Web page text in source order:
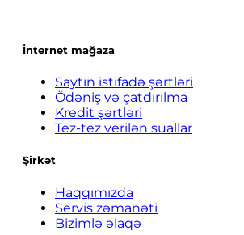
İnternet mağaza
Saytın istifadə şərtləri
Ödəniş və çatdırılma
Kredit şərtləri
Tez-tez verilən suallar
Şirkət
Haqqımızda
Servis zəmanəti
Bizimlə əlaqə